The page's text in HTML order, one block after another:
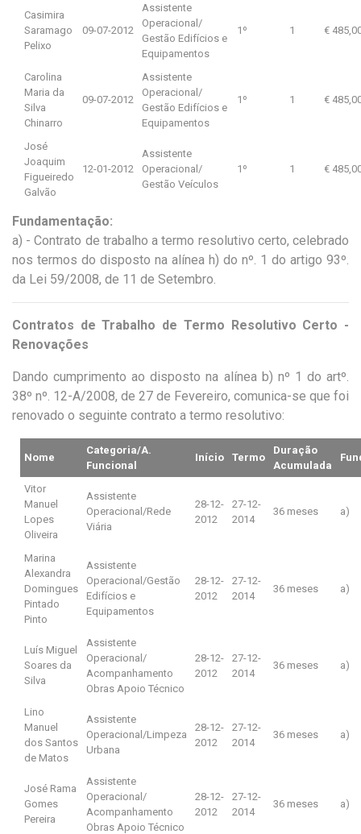
Casimira
Saramago
Pelixo
09-07-2012
Assistente
Operacional/
Gestão Edifícios e
Equipamentos
1º 1 €
Carolina
Maria da
Silva
Chinarro
09-07-2012
Assistente
Operacional/
Gestão Edifícios e
Equipamentos
1º 1 €
José
Joaquim
Figueiredo
Galvão
12-01-2012
Assistente
Operacional/
Gestão Veículos
1º 1 €
Fundamentação:
a) - Contrato de trabalho a termo resolutivo certo, celebrado
nos termos do disposto na alínea h) do nº. 1 do artigo 93º.
da Lei 59/2008, de 11 de Setembro.
Contratos de Trabalho de Termo Resolutivo Certo -
Renovações
Dando cumprimento ao disposto na alínea b) nº 1 do artº.
38º nº. 12-A/2008, de 27 de Fevereiro, comunica-se que foi
renovado o seguinte contrato a termo resolutivo:
Nome
Categoria/A.
Funcional
Início Termo
Duração
Acumulada
Vitor
Manuel
Lopes
Oliveira
Assistente
Operacional/Rede
Viária
28-12-
2012
27-12-
2014
36 meses a)
Marina
Alexandra
Domingues
Pintado
Pinto
Assistente
Operacional/Gestão
Edifícios e
Equipamentos
28-12-
2012
27-12-
2014
36 meses a)
Luís Miguel
Soares da
Silva
Assistente
Operacional/
Acompanhamento
Obras Apoio Técnico
28-12-
2012
27-12-
2014
36 meses a)
Lino
Manuel
dos Santos
de Matos
Assistente
Operacional/Limpeza
Urbana
28-12-
2012
27-12-
2014
36 meses a)
José Rama
Gomes
Pereira
Assistente
Operacional/
Acompanhamento
Obras Apoio Técnico
28-12-
2012
27-12-
2014
36 meses a)